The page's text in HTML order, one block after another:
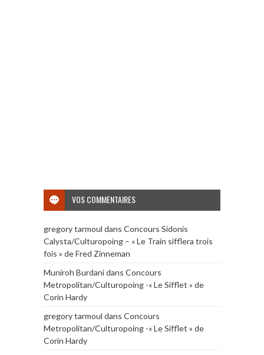
VOS COMMENTAIRES
gregory tarmoul dans Concours Sidonis
Calysta/Culturopoing – « Le Train sifflera trois
fois » de Fred Zinneman
Muniroh Burdanidans Concours
Metropolitan/Culturopoing -« Le Sifflet » de
Corin Hardy
gregory tarmoul dans Concours
Metropolitan/Culturopoing -« Le Sifflet » de
Corin Hardy